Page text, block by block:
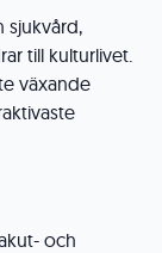
sjukvård,
till kulturlivet.
växande
och